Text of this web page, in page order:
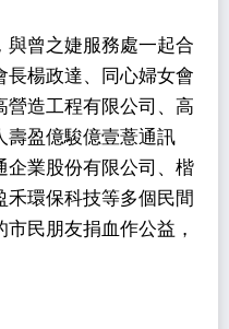
與曾之婕服務處一起合
長楊政達、同心婦女會
營造工程有限公司、高
壽盈億駿億壹薏通訊
企業股份有限公司、楷
環保科技等多個民間
民朋友捐血作公益，